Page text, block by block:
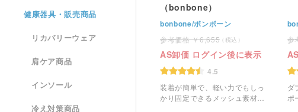
（bonbone）
bonbone/ボンボーン
6,655
AS卸価 ログイン後に表示
4.5
装着が簡単で、軽い力でもしっ
かり固定できるメッシュ素材の
ダ
ポ
健康器具・販売商品
リカバリーウェア
肩ケア商品
インソール
冷え対策商品